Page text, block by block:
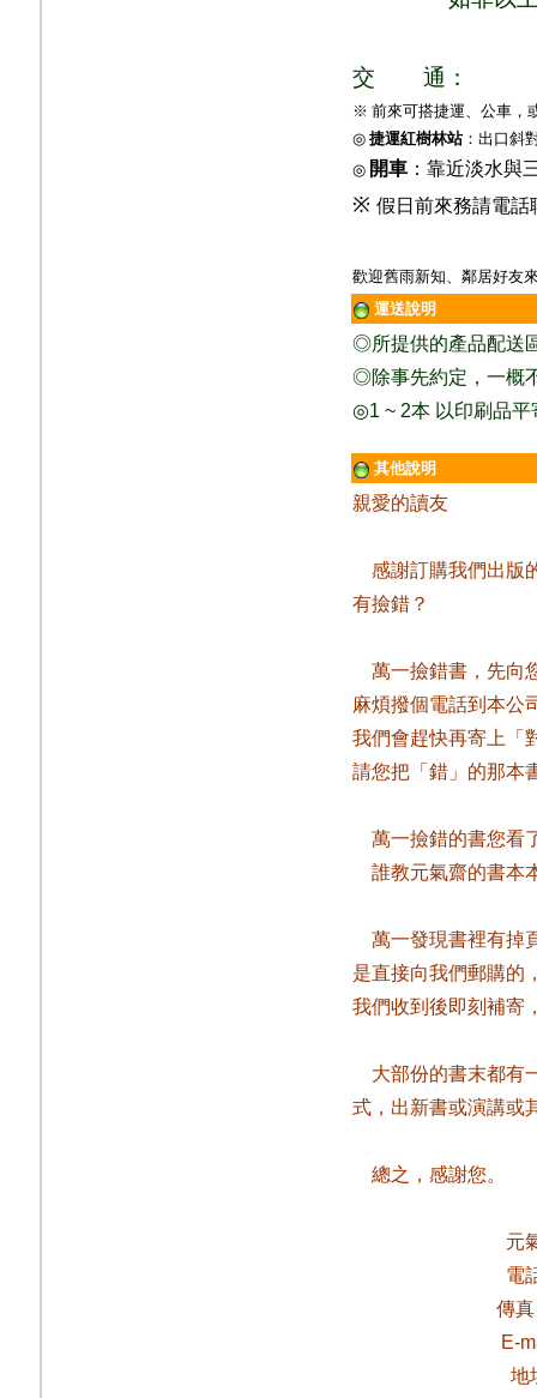
交 通：
※ 前來可搭捷運、公車，
◎ 捷運紅樹林站：出口斜
◎ 開車 ：靠近淡水與
※ 假日前來務請電話
歡迎舊雨新知、鄰居好友
運送說明
◎所提供的產品配送
◎除事先約定，一概
◎1 ~ 2本 以印刷品
其他說明
親愛的讀友
感謝訂購我們出版
有撿錯？
萬一撿錯書，先向
麻煩撥個電話到本公
我們會趕快再寄上「
請您把「錯」的那本
萬一撿錯的書您看
誰教元氣齋的書本
萬一發現書裡有掉
是直接向我們郵購的
我們收到後即刻補寄
大部份的書末都有
式，出新書或演講或
總之，感謝您。
元
電
傳
E-
地址 25170